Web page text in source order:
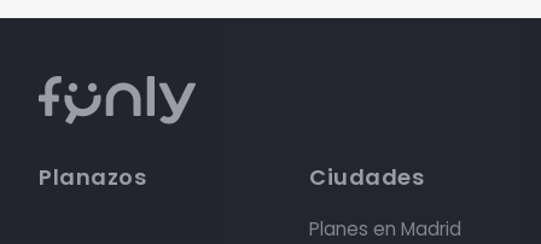
Planazos Ciudades
Planes en Madrid